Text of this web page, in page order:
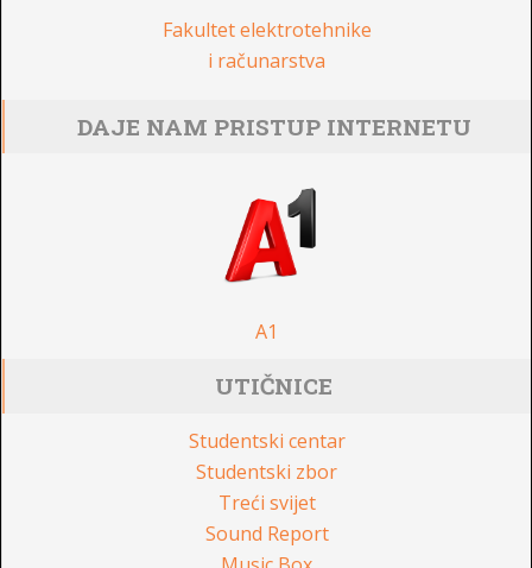
Fakultet elektrotehnike
i računarstva
DAJE NAM PRISTUP INTERNETU
A1
UTIČNICE
Studentski centar
Studentski zbor
Treći svijet
Sound Report